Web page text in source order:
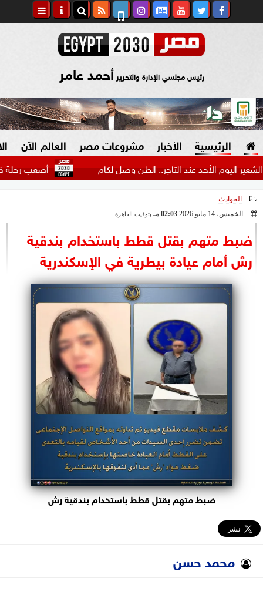
رئيس مجلسي الإدارة والتحرير أحمد عامر
الرئيسية الأخبار
السياسة
الرئاسة
البرلمان
الأحزاب
مشروعات مصر
صنع في مصر
العالم الآن
أصعب رحلة في مسيرة الأحد عند التاجر.. الطن وصل لكام
الحوادث
الخميس، 14 مايو 2026
02:03 مـ بتوقيت القاهرة
ضبط متهم بقتل قطط باستخدام بندقية
رش أمام عيادة بيطرية في الإسكندرية
ضبط متهم بقتل قطط باستخدام بندقية رش
محمد حسن